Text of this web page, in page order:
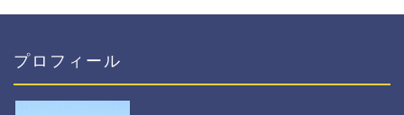
プロフィール